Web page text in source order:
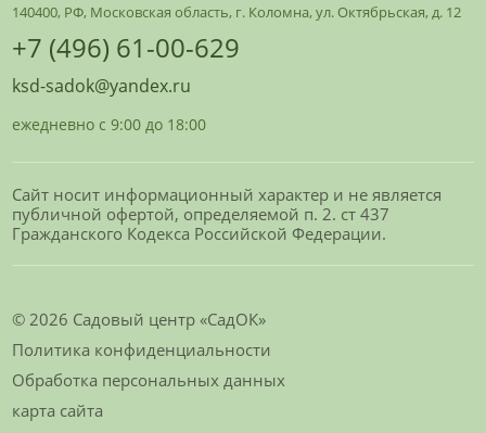
140400, РФ, Московская область, г. Коломна, ул. Октябрьская, д. 12
+7 (496) 61-00-629
ksd-sadok@yandex.ru
ежедневно с 9:00 до 18:00
Сайт носит информационный характер и не является
публичной офертой, определяемой п. 2. ст 437
Гражданского Кодекса Российской Федерации.
© 2026 Садовый центр «СадОК»
Политика конфиденциальности
Обработка персональных данных
карта сайта